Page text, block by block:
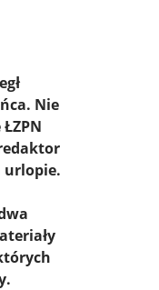
Nie
urlopie.